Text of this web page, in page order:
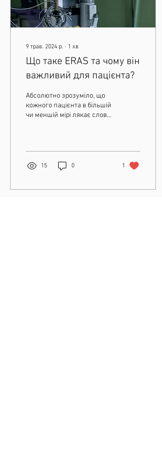
9 трав. 2024 р. ∙ 1 хв
Що таке ERAS та чому він
важливий для пацієнта?
Абсолютно зрозуміло, що
кожного пацієнта в більшій
чи меншій мірі лякає слово
15 0 1